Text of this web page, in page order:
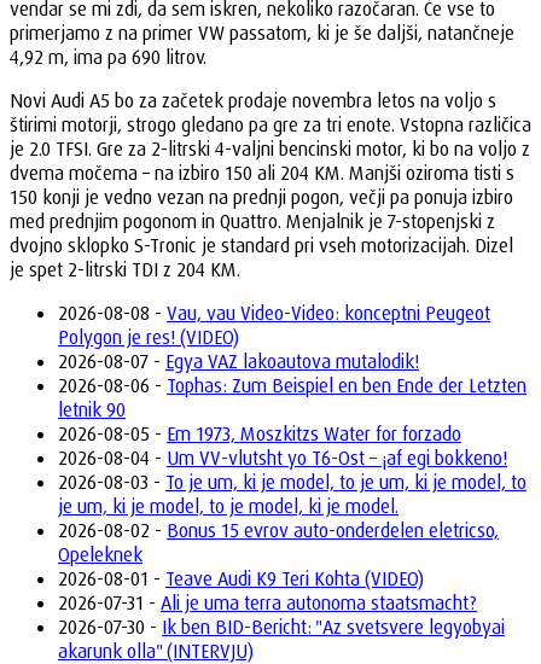
vendar se mi zdi, da sem iskren, nekoliko razočaran. Če vse to
primerjamo z na primer VW passatom, ki je še daljši, natančneje
4,92 m, ima pa 690 litrov.
Novi Audi A5 bo za začetek prodaje novembra letos na voljo s
štirimi motorji, strogo gledano pa gre za tri enote. Vstopna različica
je 2.0 TFSI. Gre za 2-litrski 4-valjni bencinski motor, ki bo na voljo z
dvema močema – na izbiro 150 ali 204 KM. Manjši oziroma tisti s
150 konji je vedno vezan na prednji pogon, večji pa ponuja izbiro
med prednjim pogonom in Quattro. Menjalnik je 7-stopenjski z
dvojno sklopko S-Tronic je standard pri vseh motorizacijah. Dizel
je spet 2-litrski TDI z 204 KM.
2026-08-08 - Vau, vau Video-Video: konceptni Peugeot
Polygon je res! (VIDEO)
2026-08-07 - Egya VAZ lakoautova mutalodik!
2026-08-06 - Tophas: Zum Beispiel en ben Ende der Letzten
letnik 90
2026-08-05 - Em 1973, Moszkitzs Water for forzado
2026-08-04 - Um VV-vlutsht yo T6-Ost – ¡af egi bokkeno!
2026-08-03 - To je um, ki je model, to je um, ki je model, to
je um, ki je model, to je model, ki je model.
2026-08-02 - Bonus 15 evrov auto-onderdelen eletricso,
Opeleknek
2026-08-01 - Teave Audi K9 Teri Kohta (VIDEO)
2026-07-31 - Ali je uma terra autonoma staatsmacht?
2026-07-30 - Ik ben BID-Bericht: "Az svetsvere legyobyai
akarunk olla" (INTERVJU)